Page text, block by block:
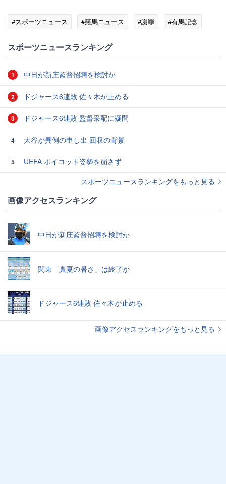
#スポーツニュース #競馬ニュース #謝罪 #有馬記念
スポーツニュースランキング
1 中日が新庄監督招聘を検討か
2 ドジャース6連敗 佐々木が止める
3 ドジャース6連敗 監督采配に疑問
4 大谷が異例の申し出 回収の背景
5
UEFA ボイコット姿勢を崩さず
スポーツニュースランキングをもっと見る
画像アクセスランキング
中日が新庄監督招聘を検討か
関東「真夏の暑さ」は終了か
ドジャース6連敗 佐々木が止める
画像アクセスランキングをもっと見る